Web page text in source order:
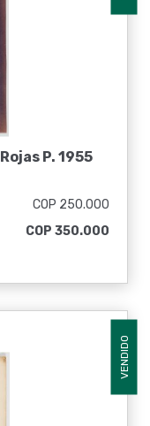
P. 1955
COP 250.000
COP 350.000
VENDIDO